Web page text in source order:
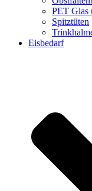
PET Glas
Spitztüten
Eisbedarf